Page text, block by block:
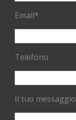
Email*
Telefono
Il tuo messaggio